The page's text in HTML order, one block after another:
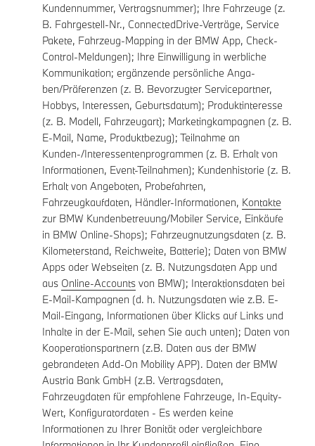
Kundennummer, Vertragsnummer); Ihre Fahrzeuge (z.
B. Fahrgestell-Nr., ConnectedDrive-Verträge, Service
Pakete, Fahrzeug-Mapping in der BMW App, Check-
Control-Meldungen); Ihre Einwilligung in werbliche
Kommunikation; ergänzende persönliche Anga-
ben/Präferenzen (z. B. Bevorzugter Servicepartner,
Hobbys, Interessen, Geburtsdatum); Produktinteresse
(z. B. Modell, Fahrzeugart); Marketingkampagnen (z. B.
E-Mail, Name, Produktbezug); Teilnahme an
Kunden-/Interessentenprogrammen (z. B. Erhalt von
Informationen, Event-Teilnahmen); Kundenhistorie (z. B.
Erhalt von Angeboten, Probefahrten,
Fahrzeugkaufdaten, Händler-Informationen, Kontakte
zur BMW Kundenbetreuung/Mobiler Service, Einkäufe
in BMW Online-Shops); Fahrzeugnutzungsdaten (z. B.
Kilometerstand, Reichweite, Batterie); Daten von BMW
Apps oder Webseiten (z. B. Nutzungsdaten App und
aus Online-Accounts von BMW); Interaktionsdaten bei
E-Mail-Kampagnen (d. h. Nutzungsdaten wie z.B. E-
Mail-Eingang, Informationen über Klicks auf Links und
Inhalte in der E-Mail, sehen Sie auch unten); Daten von
Kooperationspartnern (z.B. Daten aus der BMW
gebrandeten Add-On Mobility APP). Daten der BMW
Austria Bank GmbH (z.B. Vertragsdaten,
Fahrzeugdaten für empfohlene Fahrzeuge, In-Equity-
Wert, Konfiguratordaten - Es werden keine
Informationen zu Ihrer Bonität oder vergleichbare